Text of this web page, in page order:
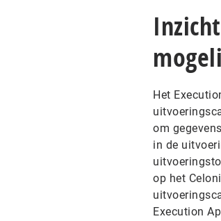
Het
om
in de
op het
Execution